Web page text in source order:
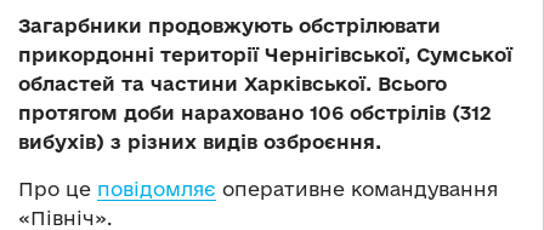
Загарбники продовжують обстрілювати
прикордонні території Чернігівської, Сумської
областей та частини Харківської. Всього
протягом доби нараховано 106 обстрілів (312
вибухів) з різних видів озброєння.
Про це повідомляє оперативне командування
«Північ».